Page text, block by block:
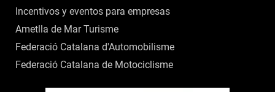
Incentivos y eventos para empresas
Ametlla de Mar Turisme
Federació Catalana d'Automobilisme
Federació Catalana de Motociclisme